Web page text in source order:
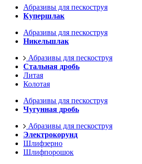
Абразивы для пескоструя
Купершлак
Абразивы для пескоструя
Никельшлак
Абразивы для пескоструя
Стальная дробь
Литая
Колотая
Абразивы для пескоструя
Чугунная дробь
Абразивы для пескоструя
Электрокорунд
Шлифзерно
Шлифпорошок